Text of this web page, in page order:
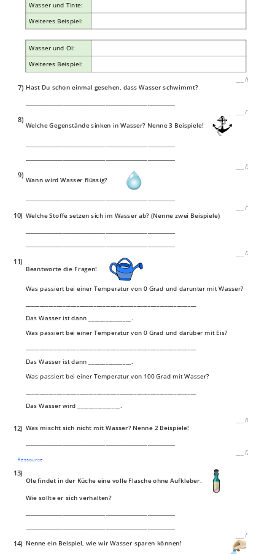
Wasser und Tinte:
Weiteres Beispiel:
Wasser und Öl:
Weiteres Beispiel:
/6P
7) Hast Du schon einmal gesehen, dass Wasser schwimmt?
/1P
8)
Welche Gegenstände sinken in Wasser? Nenne 3 Beispiele!
/3P
9)
Wann wird Wasser flüssig?
/1P
10) Welche Stoffe setzen sich im Wasser ab? (Nenne zwei Beispiele)
/2P
11)
Beantworte die Fragen!
Was passiert bei einer Temperatur von 0 Grad und darunter mit Wasser?
Das Wasser ist dann _______________.
Was passiert bei einer Temperatur von 0 Grad und darüber mit Eis?
Das Wasser ist dann _______________.
Was passiert bei einer Temperatur von 100 Grad mit Wasser?
Das Wasser wird _______________.
/6P
12) Was mischt sich nicht mit Wasser? Nenne 2 Beispiele!
/2P
Ressource
13)
Ole findet in der Küche eine volle Flasche ohne Aufkleber.
Wie sollte er sich verhalten?
/1P
14) Nenne ein Beispiel, wie wir Wasser sparen können!